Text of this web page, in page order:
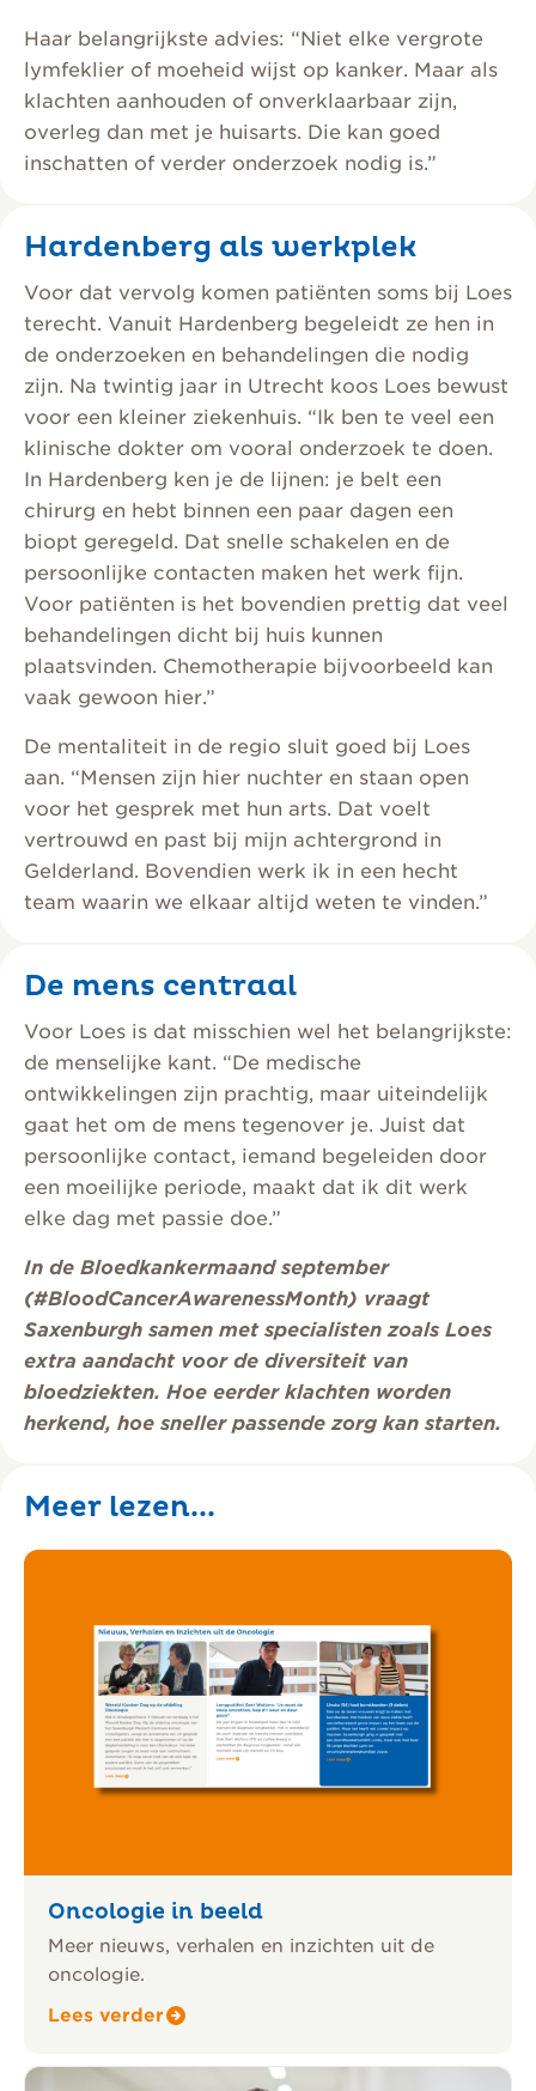
Haar belangrijkste advies: “Niet elke vergrote
lymfeklier of moeheid wijst op kanker. Maar als
klachten aanhouden of onverklaarbaar zijn,
overleg dan met je huisarts. Die kan goed
inschatten of verder onderzoek nodig is.”
Hardenberg als werkplek
Voor dat vervolg komen patiënten soms bij Loes
terecht. Vanuit Hardenberg begeleidt ze hen in
de onderzoeken en behandelingen die nodig
zijn. Na twintig jaar in Utrecht koos Loes bewust
voor een kleiner ziekenhuis. “Ik ben te veel een
klinische dokter om vooral onderzoek te doen.
In Hardenberg ken je de lijnen: je belt een
chirurg en hebt binnen een paar dagen een
biopt geregeld. Dat snelle schakelen en de
persoonlijke contacten maken het werk fijn.
Voor patiënten is het bovendien prettig dat veel
behandelingen dicht bij huis kunnen
plaatsvinden. Chemotherapie bijvoorbeeld kan
vaak gewoon hier.”
De mentaliteit in de regio sluit goed bij Loes
aan. “Mensen zijn hier nuchter en staan open
voor het gesprek met hun arts. Dat voelt
vertrouwd en past bij mijn achtergrond in
Gelderland. Bovendien werk ik in een hecht
team waarin we elkaar altijd weten te vinden.”
De mens centraal
Voor Loes is dat misschien wel het belangrijkste:
de menselijke kant. “De medische
ontwikkelingen zijn prachtig, maar uiteindelijk
gaat het om de mens tegenover je. Juist dat
persoonlijke contact, iemand begeleiden door
een moeilijke periode, maakt dat ik dit werk
elke dag met passie doe.”
In de Bloedkankermaand september
(#BloodCancerAwarenessMonth) vraagt
Saxenburgh samen met specialisten zoals Loes
extra aandacht voor de diversiteit van
bloedziekten. Hoe eerder klachten worden
herkend, hoe sneller passende zorg kan starten.
Meer lezen...
Oncologie in beeld
Meer nieuws, verhalen en inzichten uit de
oncologie.
Lees verder